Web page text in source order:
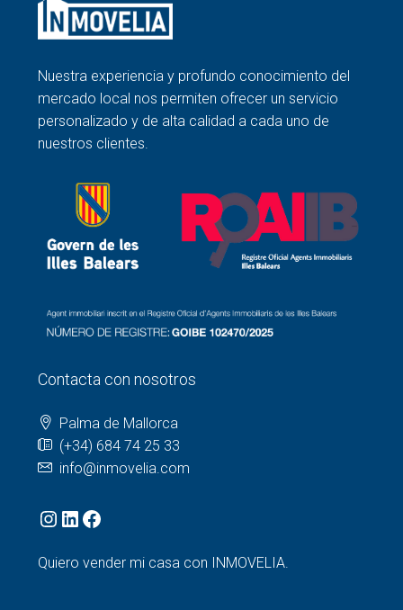
Nuestra experiencia y profundo conocimiento del
mercado local nos permiten ofrecer un servicio
personalizado y de alta calidad a cada uno de
nuestros clientes.
Contacta con nosotros
Palma de Mallorca
(+34) 684 74 25 33
info@inmovelia.com
Quiero vender mi casa con INMOVELIA.